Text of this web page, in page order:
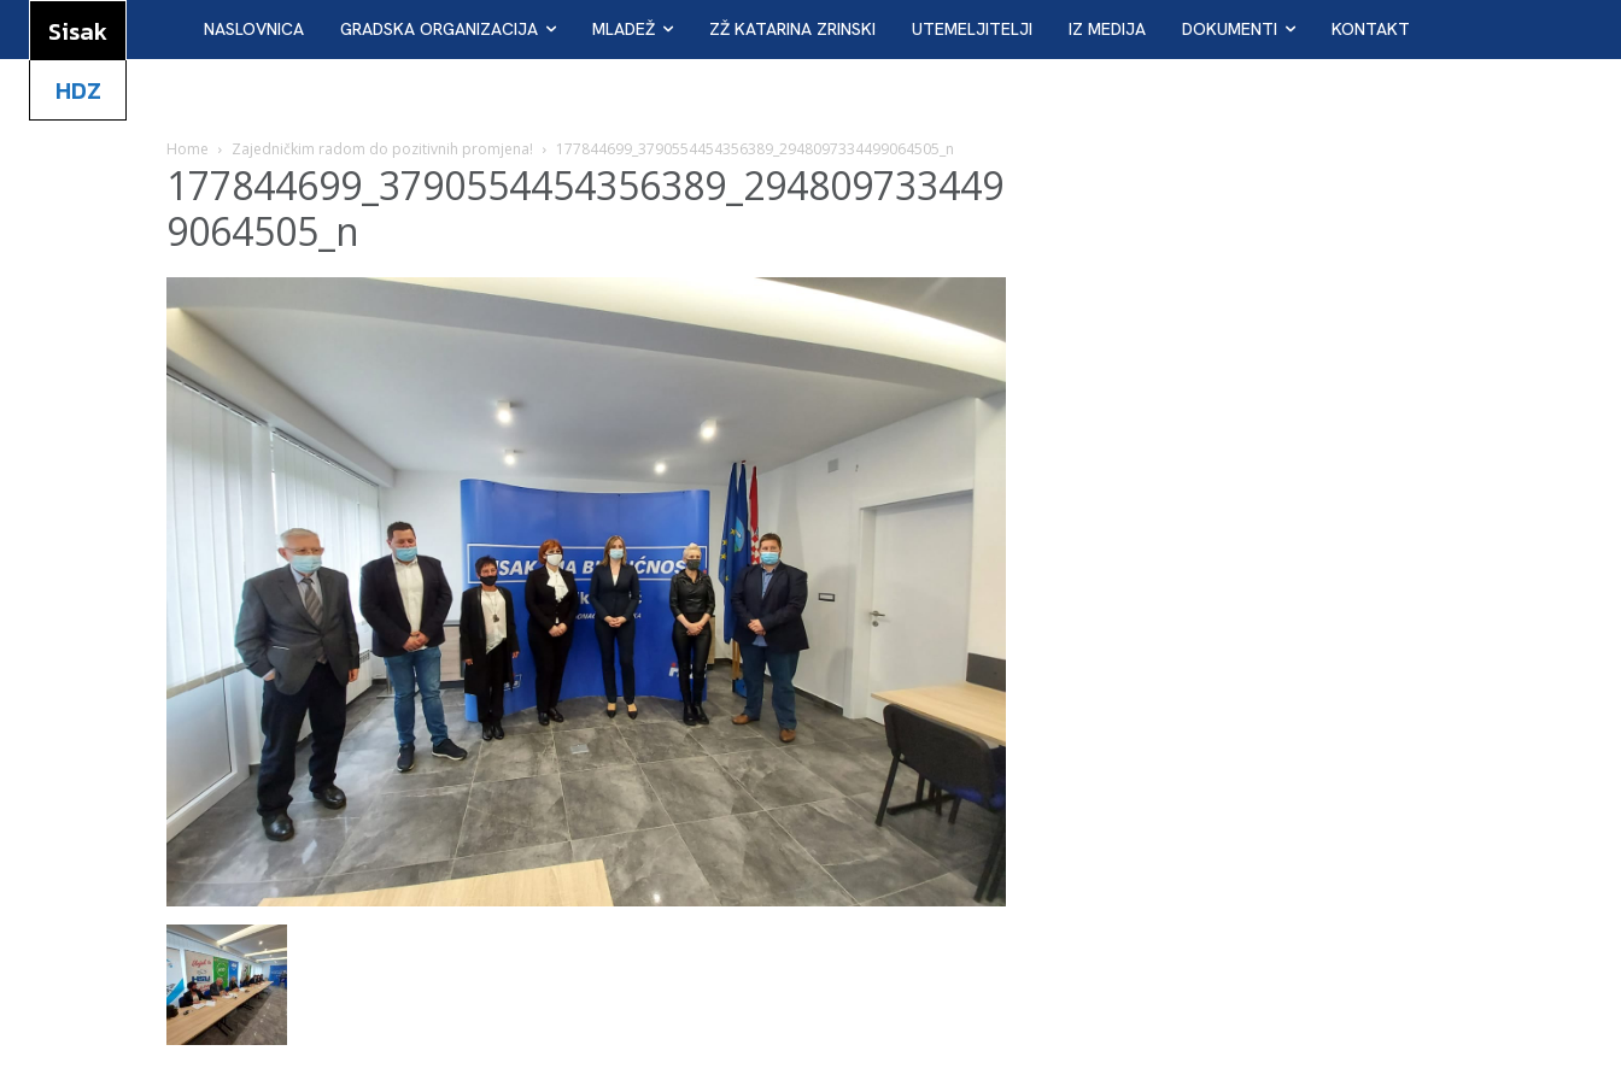
Sisak
HDZ
NASLOVNICA GRADSKA ORGANIZACIJA MLADEŽ ZŽ KATARINA ZRINSKI UTEMELJITELJI IZ MEDIJA DOKUMENTI KONTAKT
Home Zajedničkim radom do pozitivnih promjena! 177844699_3790554454356389_2948097334499064505_n
177844699_3790554454356389_294809733449
9064505_n